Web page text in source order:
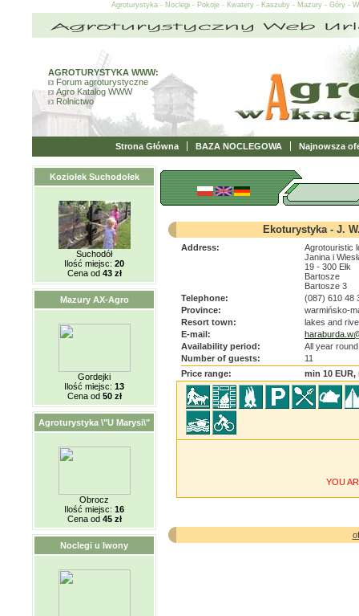
Agroturystyka - Noclegi - Pokoje - Kwatery - Kaszuby - Mazury - Góry -
AGROTURYSTYKA WWW:
Forum agroturystyczne
Agro Katalog WWW
Rolnictwo
Strona Główna BAZA NOCLEGOWA Najnowsza
Koziołek Suchodołek
Suchodół
Ilość miejsc: 20
Cena od 43 zł
Mazury AX-Agro
Gordejki
Ilość miejsc: 13
Cena od 50 zł
Agroturystyka \"U Marysi\"
Obrocz
Ilość miejsc: 16
Cena od 45 zł
Noclegi u Iwony
Ekoturystyka - J.
Address:
Agrotouristic
Janina i
19 - 300 Ełk
Bartosze
Bartosze 3
Telephone:
(087) 610 48
Province:
warmińsko-
Resort town:
lakes and
E-mail:
Availability period:
All year round
Number of guests:
11
Price range:
min 10 EUR,
YOU